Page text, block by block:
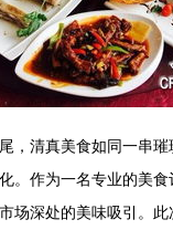
，清真美食如同一串
。作为一名专业的美
场深处的美味吸引。